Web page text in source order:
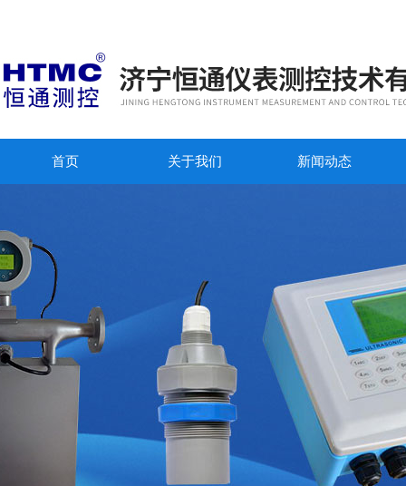
首页 关于我们 新闻动态